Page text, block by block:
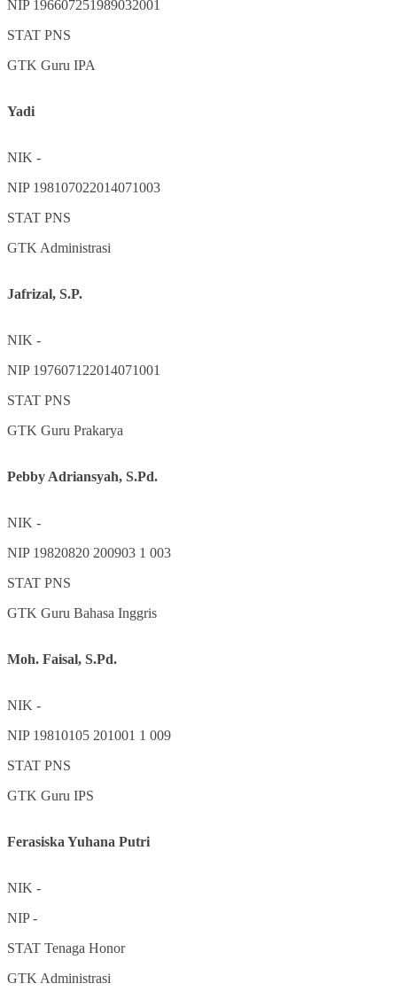
NIP 196607251989032001
STAT PNS
GTK Guru IPA
Yadi
NIK -
NIP 198107022014071003
STAT PNS
GTK Administrasi
Jafrizal, S.P.
NIK -
NIP 197607122014071001
STAT PNS
GTK Guru Prakarya
Pebby Adriansyah, S.Pd.
NIK -
NIP 19820820 200903 1 003
STAT PNS
GTK Guru Bahasa Inggris
Moh. Faisal, S.Pd.
NIK -
NIP 19810105 201001 1 009
STAT PNS
GTK Guru IPS
Ferasiska Yuhana Putri
NIK -
NIP-
STAT Tenaga Honor
GTK Administrasi